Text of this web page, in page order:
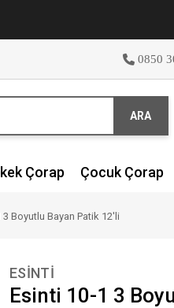
0850
ARA
Çorap Çocuk Çorap
3 Boyutlu Bayan Patik 12'li
ESİNTİ
Esinti 10-1 3